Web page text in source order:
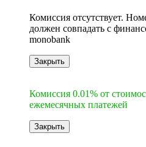
Комиссия отсутствует.
должен совпадать с
monobank
Закрыть
Комиссия 0.01% от
ежемесячных платежей
Закрыть